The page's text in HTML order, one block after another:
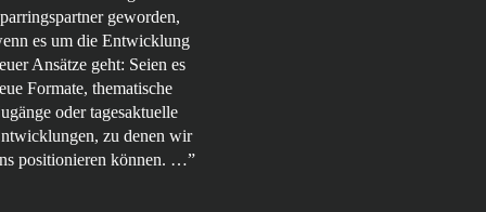
geworden,
es um die Entwicklung
Ansätze geht: Seien es
Formate, thematische
oder tagesaktuelle
zu denen wir
positionieren können. …”